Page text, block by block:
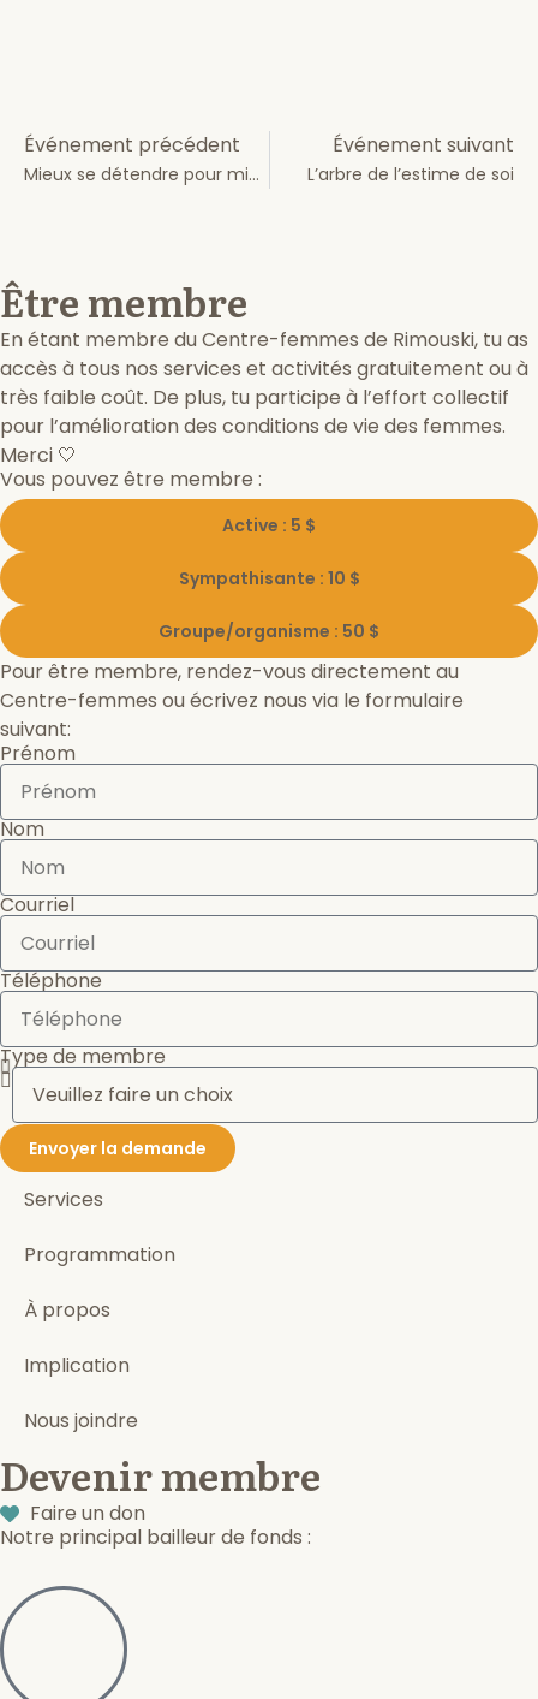
Événement précédent
Mieux se détendre pour mieux vivre
Événement suivant
L’arbre de l’estime de soi
Être membre
En étant membre du Centre-femmes de Rimouski, tu as
accès à tous nos services et activités gratuitement ou à
très faible coût. De plus, tu participe à l’effort collectif
pour l’amélioration des conditions de vie des femmes.
Merci 🤍
Vous pouvez être membre :
Active : 5 $
Sympathisante : 10 $
Groupe/organisme : 50 $
Pour être membre, rendez-vous directement au
Centre-femmes ou écrivez nous via le formulaire
suivant:
Prénom
Nom
Courriel
Téléphone
Type de membre
Envoyer la demande
Services
Programmation
À propos
Implication
Nous joindre
Devenir membre
Faire un don
Notre principal bailleur de fonds :